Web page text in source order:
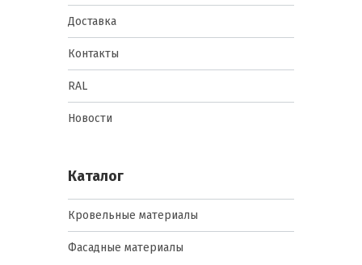
Доставка
Контакты
RAL
Новости
Каталог
Кровельные материалы
Фасадные материалы